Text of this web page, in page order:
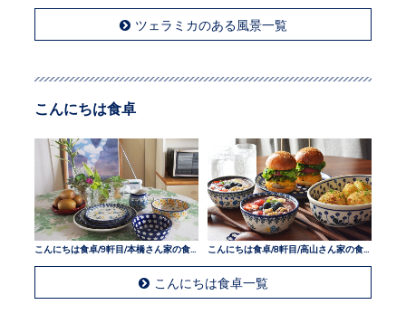
ツェラミカのある風景一覧
こんにちは食卓
こんにちは食卓/9軒目/本橋さん家の食卓
こんにちは食卓一覧